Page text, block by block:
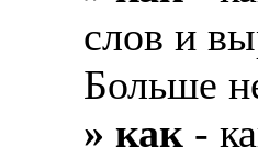
слов и
Больше
» как -